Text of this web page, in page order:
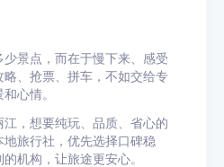
景点，而在于慢下来、感受
略、抢票、拼车，不如交给专
心情。
，想要纯玩、品质、省心的
旅行社，优先选择口碑稳
机构，让旅途更安心。